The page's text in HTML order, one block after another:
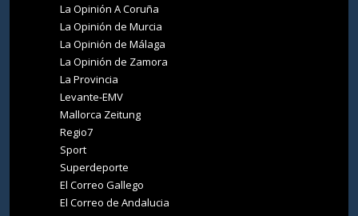
La Opinión A Coruña
La Opinión de Murcia
La Opinión de Málaga
La Opinión de Zamora
La Provincia
Levante-EMV
Mallorca Zeitung
Regio7
Sport
Superdeporte
El Correo Gallego
El Correo de Andalucia